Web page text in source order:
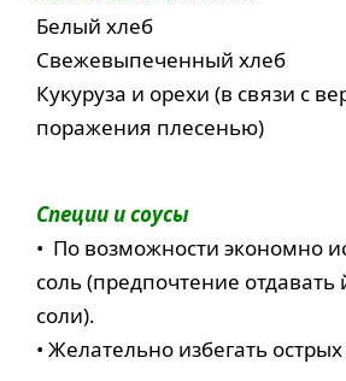
Белый хлеб
Свежевыпеченный хлеб
Кукуруза и орехи (в связи с
поражения плесенью)
Специи и соусы
• По возможности экономно
соль (предпочтение
соли).
• Желательно избегать